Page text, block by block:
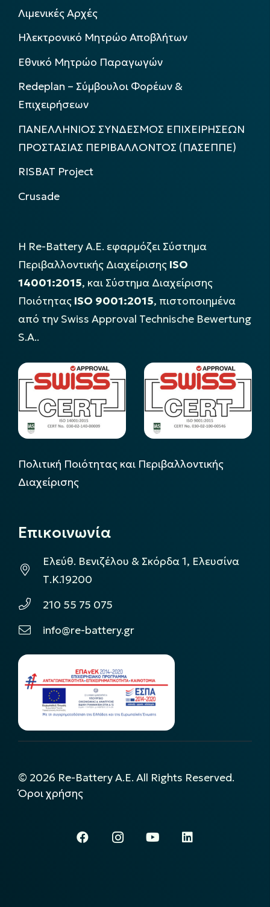
Λιμενικές Αρχές
Ηλεκτρονικό Μητρώο Αποβλήτων
Εθνικό Μητρώο Παραγωγών
Redeplan – Σύμβουλοι Φορέων &
Επιχειρήσεων
ΠΑΝΕΛΛΗΝΙΟΣ ΣΥΝΔΕΣΜΟΣ ΕΠΙΧΕΙΡΗΣΕΩΝ
ΠΡΟΣΤΑΣΙΑΣ ΠΕΡΙΒΑΛΛΟΝΤΟΣ (ΠΑΣΕΠΠΕ)
RISBAT Project
Crusade
Η Re-Battery Α.Ε. εφαρμόζει Σύστημα
Περιβαλλοντικής Διαχείρισης ISO
14001:2015, και Σύστημα Διαχείρισης
Ποιότητας ISO 9001:2015, πιστοποιημένα
από την Swiss Approval Technische Bewertung
S.A..
Πολιτική Ποιότητας και Περιβαλλοντικής
Διαχείρισης
Επικοινωνία
Ελεύθ. Βενιζέλου & Σκόρδα 1, Ελευσίνα
Τ.Κ.19200
210 55 75 075
info@re-battery.gr
© 2026 Re-Battery A.E. All Rights Reserved.
Όροι χρήσης